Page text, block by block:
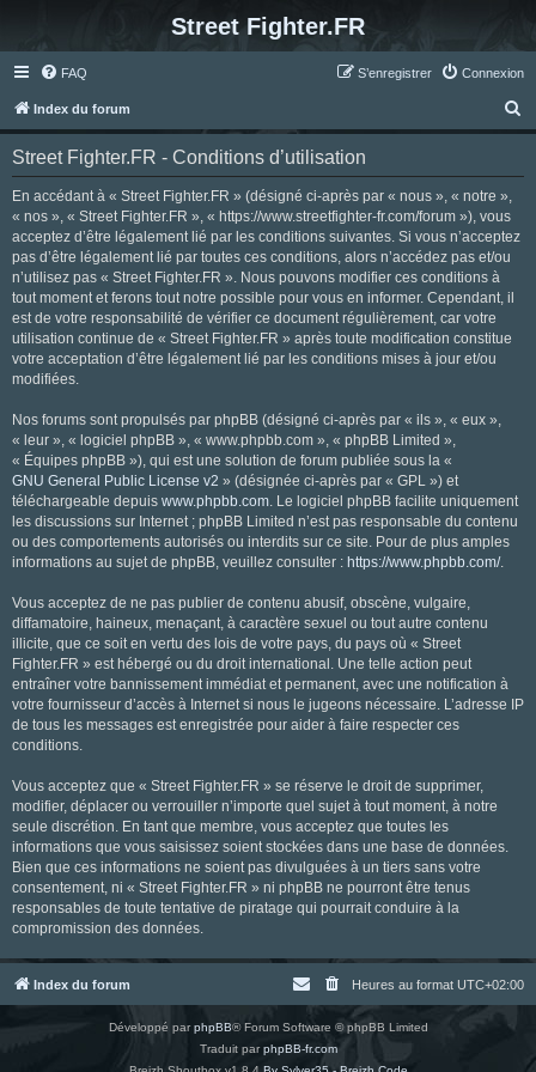
Street Fighter.FR
FAQ Connexion
S’enregistrer
Index du forum
e
Street Fighter.FR - Conditions d’utilisation
En accédant à « Street Fighter.FR » (désigné ci-après par « nous », « notre »,
« nos », « Street Fighter.FR », « https://www.streetfighter-fr.com/forum »), vous
acceptez d’être légalement lié par les conditions suivantes. Si vous n’acceptez
pas d’être légalement lié par toutes ces conditions, alors n’accédez pas et/ou
n’utilisez pas « Street Fighter.FR ». Nous pouvons modifier ces conditions à
tout moment et ferons tout notre possible pour vous en informer. Cependant, il
est de votre responsabilité de vérifier ce document régulièrement, car votre
utilisation continue de « Street Fighter.FR » après toute modification constitue
votre acceptation d’être légalement lié par les conditions mises à jour et/ou
modifiées.
Nos forums sont propulsés par phpBB (désigné ci-après par « ils », « eux »,
« leur », « logiciel phpBB », « www.phpbb.com », « phpBB Limited »,
« Équipes phpBB »), qui est une solution de forum publiée sous la «
GNU General Public License v2 » (désignée ci-après par « GPL ») et
téléchargeable depuis www.phpbb.com. Le logiciel phpBB facilite uniquement
les discussions sur Internet ; phpBB Limited n’est pas responsable du contenu
ou des comportements autorisés ou interdits sur ce site. Pour de plus amples
informations au sujet de phpBB, veuillez consulter : https://www.phpbb.com/.
Vous acceptez de ne pas publier de contenu abusif, obscène, vulgaire,
diffamatoire, haineux, menaçant, à caractère sexuel ou tout autre contenu
illicite, que ce soit en vertu des lois de votre pays, du pays où « Street
Fighter.FR » est hébergé ou du droit international. Une telle action peut
entraîner votre bannissement immédiat et permanent, avec une notification à
votre fournisseur d’accès à Internet si nous le jugeons nécessaire. L’adresse IP
de tous les messages est enregistrée pour aider à faire respecter ces
conditions.
Vous acceptez que « Street Fighter.FR » se réserve le droit de supprimer,
modifier, déplacer ou verrouiller n’importe quel sujet à tout moment, à notre
seule discrétion. En tant que membre, vous acceptez que toutes les
informations que vous saisissez soient stockées dans une base de données.
Bien que ces informations ne soient pas divulguées à un tiers sans votre
consentement, ni « Street Fighter.FR » ni phpBB ne pourront être tenus
responsables de toute tentative de piratage qui pourrait conduire à la
compromission des données.
Index du forum Heures au format UTC+02:00
Développé parphpBB® Forum Software © phpBB Limited
Traduit parphpBB-fr.com